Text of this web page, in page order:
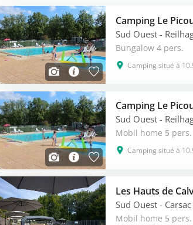
Camping Le
Sud Ouest -
Bungalow 4 pers.
Camping situé à
Camping Le
Sud Ouest -
Mobil home 5 pers.
Camping situé à
Les Hauts de
Sud Ouest -
Mobil home 5 pers.